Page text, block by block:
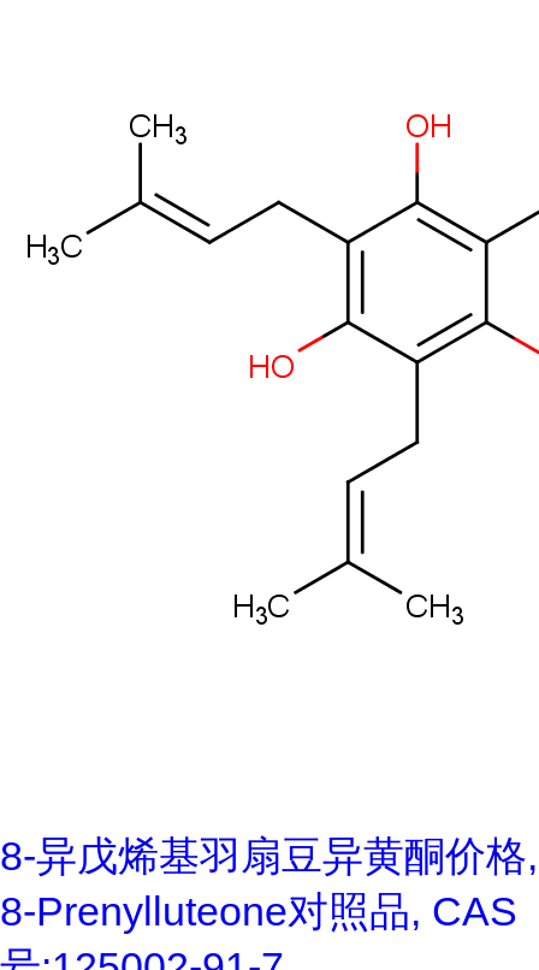
8-异戊烯基羽扇豆异黄酮价格,
8-Prenylluteone对照品, CAS